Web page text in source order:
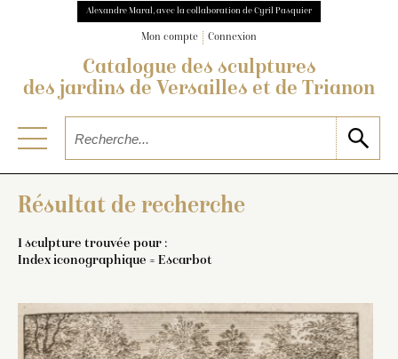
Alexandre Maral, avec la collaboration de Cyril Pasquier
Mon compte Connexion
Catalogue des sculptures
des jardins de Versailles et de Trianon
Résultat de recherche
1 sculpture trouvée pour :
Index iconographique = Escarbot